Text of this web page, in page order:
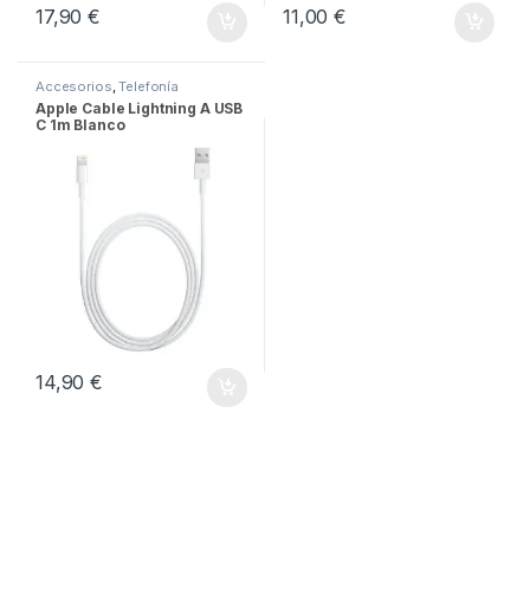
17,90€ 11,00€
Accesorios ,Telefonía
Apple Cable Lightning A USB
C 1m Blanco
14,90€